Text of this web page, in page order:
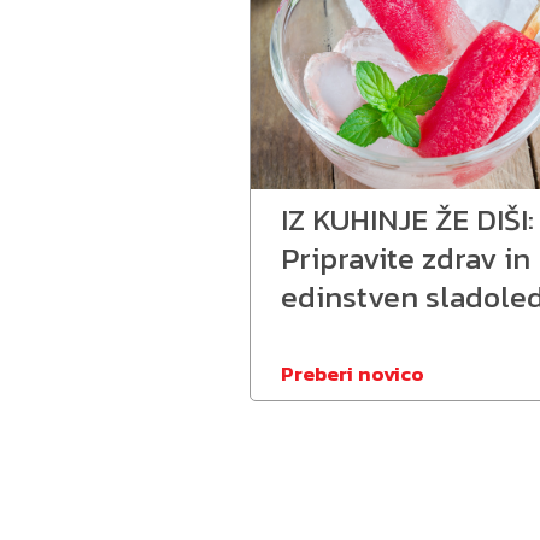
IZ KUHINJE ŽE DIŠI:
Pripravite zdrav in
edinstven
Preberi novico